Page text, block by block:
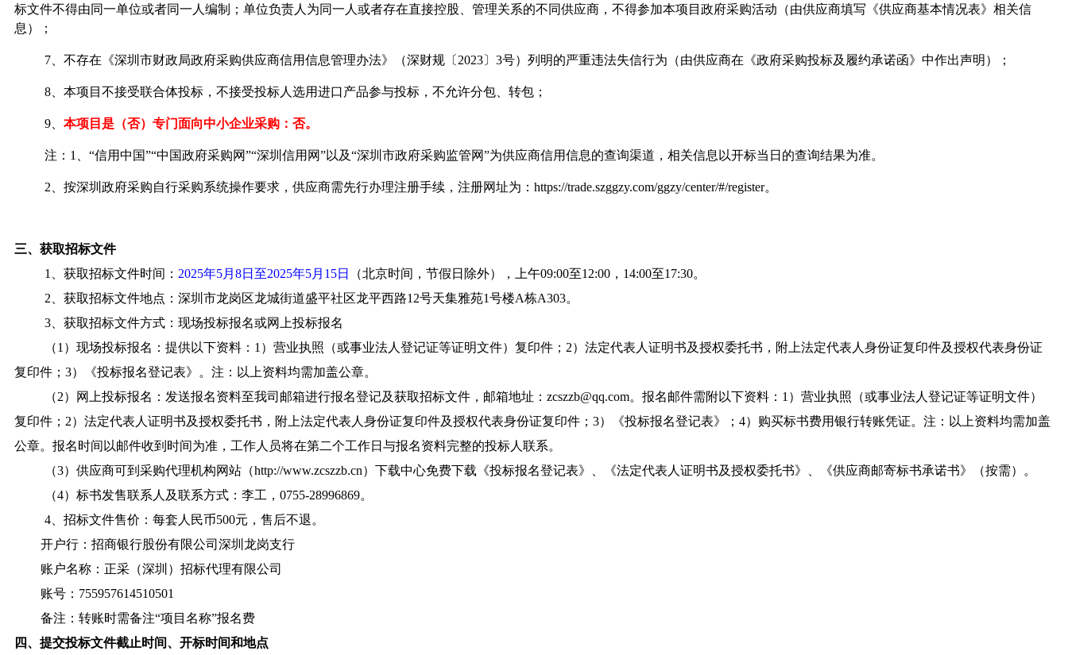
标文件不得由同一单位或者同一人编制；单位负责人为同一人或者存在直接控股、管理关系的不同供应商，不得参加本项目政府采购活动（由供应商填写《供应商基本情况表》相关信
息）；
7、不存在《深圳市财政局政府采购供应商信用信息管理办法》（深财规〔2023〕3号）列明的严重违法失信行为（由供应商在《政府采购投标及履约承诺函》中作出声明）；
8、本项目不接受联合体投标，不接受投标人选用进口产品参与投标，不允许分包、转包；
9、 本项目是（否）专门面向中小企业采购： 否。
注：1、“信用中国”“中国政府采购网”“深圳信用网”以及“深圳市政府采购监管网”为供应商信用信息的查询渠道，相关信息以开标当日的查询结果为准。
2、 按深圳政府采购自行采购系统操作要求，供应商需先行办理注册手续，注册网址为：https://trade.szggzy.com/ggzy/center/#/register。
三、获取招标文件
1、获取招标文件时间： 2025年5月8日至2025年5月15日
（北京时间，节假日除外），上午09:00至12:00，14:00至17:30。
2、获取招标文件地点：深圳市龙岗区龙城街道盛平社区龙平西路12号天集雅苑1号楼A栋A303。
3、获取招标文件方式：现场投标报名或网上投标报名
（1）现场投标报名：提供以下资料：1）营业执照（或事业法人登记证等证明文件）复印件；2）法定代表人证明书及授权委托书，附上法定代表人身份证复印件及授权代表身份证
复印件；3）《投标报名登记表》。注：以上资料均需加盖公章。
（2）网上投标报名：发送报名资料至我司邮箱进行报名登记及获取招标文件，邮箱地址：zcszzb@qq.com。报名邮件需附以下资料：1）营业执照（或事业法人登记证等证明文件）
复印件；2）法定代表人证明书及授权委托书，附上法定代表人身份证复印件及授权代表身份证复印件；3）《投标报名登记表》；4）购买标书费用银行转账凭证。注：以上资料均需加盖
公章。报名时间以邮件收到时间为准，工作人员将在第二个工作日与报名资料完整的投标人联系。
（3）供应商可到采购代理机构网站（http://www.zcszzb.cn）下载中心免费下载《投标报名登记表》、《法定代表人证明书及授权委托书》、《供应商邮寄标书承诺书》（按需）。
（4）标书发售联系人及联系方式：李工，0755-28996869。
4、招标文件售价：每套人民币500元，售后不退。
开户行：招商银行股份有限公司深圳龙岗支行
账户名称：正采（深圳）招标代理有限公司
账号：755957614510501
备注：转账时需备注“项目名称”报名费
四、提交投标文件截止时间、开标时间和地点